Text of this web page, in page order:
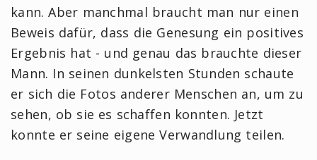
kann. Aber manchmal braucht man nur einen
Beweis dafür, dass die Genesung ein positives
Ergebnis hat - und genau das brauchte dieser
Mann. In seinen dunkelsten Stunden schaute
er sich die Fotos anderer Menschen an, um zu
sehen, ob sie es schaffen konnten. Jetzt
konnte er seine eigene Verwandlung teilen.